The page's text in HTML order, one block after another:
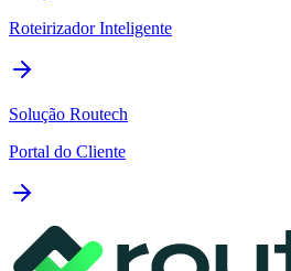
Roteirizador Inteligente
Solução Routech
Portal do Cliente